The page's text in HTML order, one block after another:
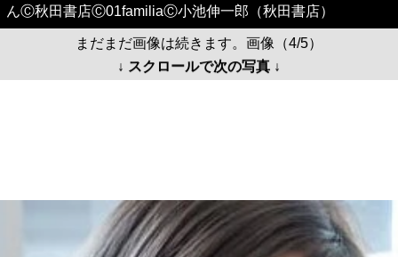
んⒸ秋田書店Ⓒ01familiaⒸ小池伸一郎（秋田書店）
まだまだ画像は続きます。画像（4/5）
↓ スクロールで次の写真 ↓